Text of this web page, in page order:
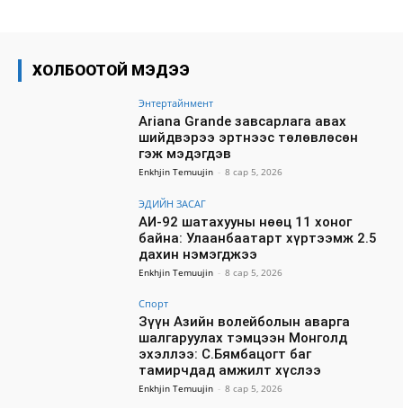
ХОЛБООТОЙ МЭДЭЭ
Энтертайнмент
Ariana Grande завсарлага авах
шийдвэрээ эртнээс төлөвлөсөн
гэж мэдэгдэв
Enkhjin Temuujin - 8 сар 5, 2026
ЭДИЙН ЗАСАГ
АИ-92 шатахууны нөөц 11 хоног
байна: Улаанбаатарт хүртээмж 2.5
дахин нэмэгджээ
Enkhjin Temuujin - 8 сар 5, 2026
Спорт
Зүүн Азийн волейболын аварга
шалгаруулах тэмцээн Монголд
эхэллээ: С.Бямбацогт баг
тамирчдад амжилт хүслээ
Enkhjin Temuujin - 8 сар 5, 2026